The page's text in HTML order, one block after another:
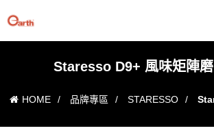
Staresso D9+ 風味矩陣
HOME / 品牌專區 / STARESSO /